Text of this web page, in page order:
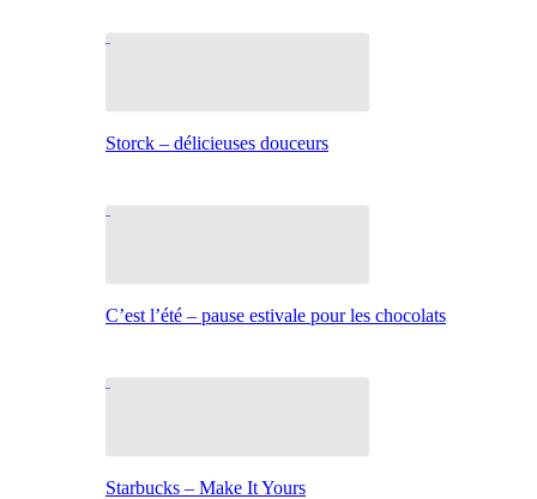
Storck – délicieuses douceurs
C’est l’été – pause estivale pour les chocolats
Starbucks – Make It Yours